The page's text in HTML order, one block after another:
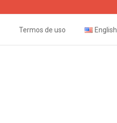
Termos de uso English